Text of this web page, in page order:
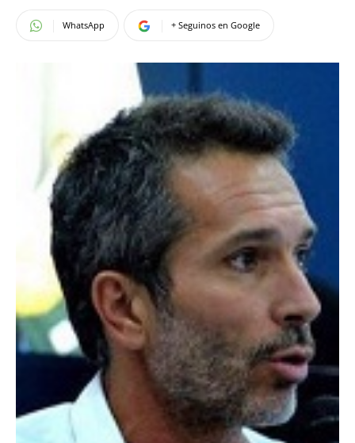
WhatsApp + Seguinos en Google